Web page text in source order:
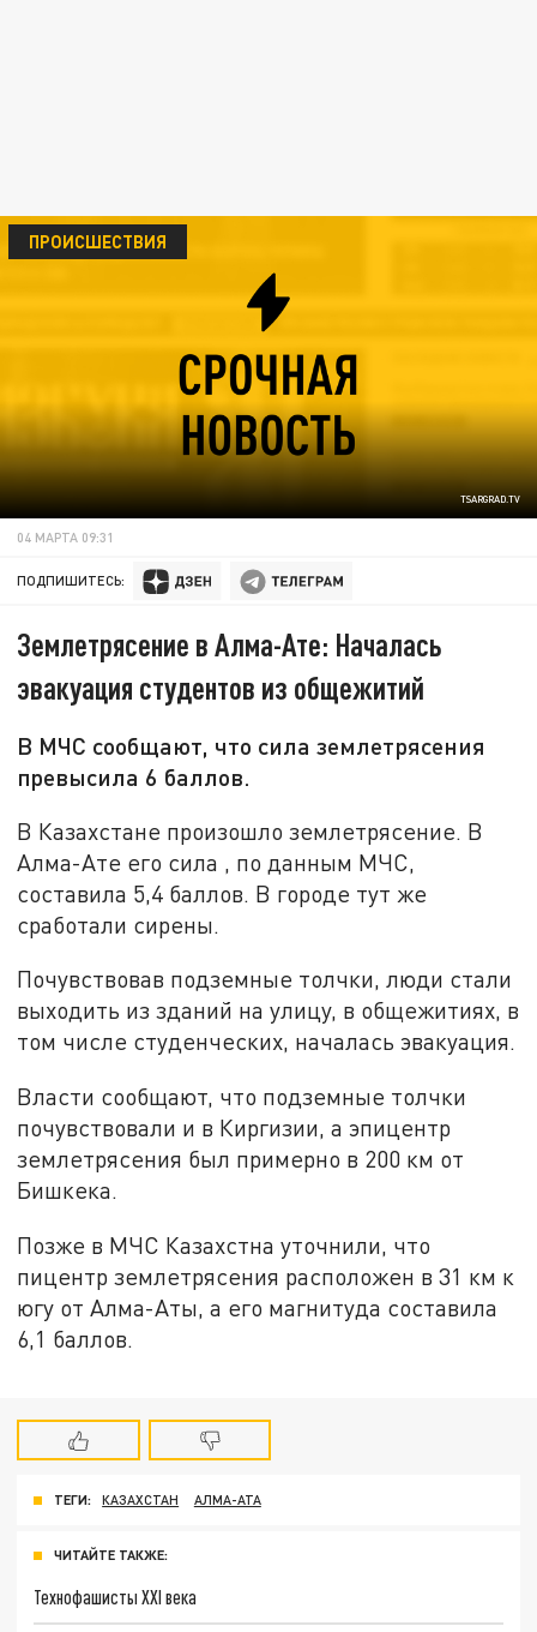
TSARGRAD.TV
ПРОИСШЕСТВИЯ
04 МАРТА 09:31
ПОДПИШИТЕСЬ:
Землетрясение в Алма-Ате: Началась
эвакуация студентов из общежитий
В МЧС сообщают, что сила землетрясения
превысила 6 баллов.
В Казахстане произошло землетрясение. В
Алма-Ате его сила , по данным МЧС,
составила 5,4 баллов. В городе тут же
сработали сирены.
Почувствовав подземные толчки, люди стали
выходить из зданий на улицу, в общежитиях, в
том числе студенческих, началась эвакуация.
Власти сообщают, что подземные толчки
почувствовали и в Киргизии, а эпицентр
землетрясения был примерно в 200 км от
Бишкека.
Позже в МЧС Казахстна уточнили, что
пицентр землетрясения расположен в 31 км к
югу от Алма-Аты, а его магнитуда составила
6,1 баллов.
ТЕГИ: КАЗАХСТАН АЛМА-АТА
ЧИТАЙТЕ ТАКЖЕ:
Технофашисты XXI века